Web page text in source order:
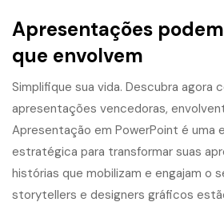
Apresentações
que envolvem
Simplifique sua vida. Descubra agora
apresentações vencedoras,
Apresentação em PowerPoint é uma
estratégica para transformar suas
histórias que mobilizam e engajam o
storytellers e designers gráficos